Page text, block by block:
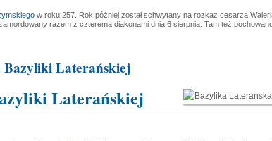
w roku 257. Rok później został schwytany na rozkaz cesarza
razem z czterema diakonami dnia 6 sierpnia. Tam też pochowano
Bazyliki Laterańskiej
Laterańskiej